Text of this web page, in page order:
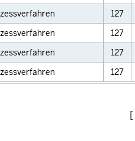
127
127
127
127
[